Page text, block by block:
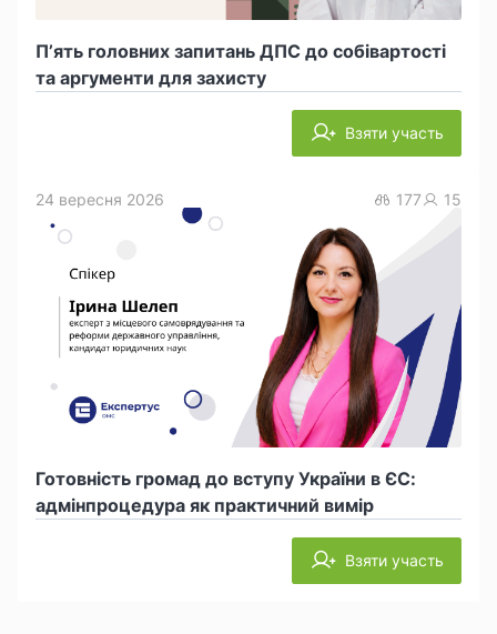
П’ять головних запитань ДПС до собівартості
та аргументи для захисту
Взяти участь
Готовність громад до вступу України в ЄС:
адмінпроцедура як практичний вимір
24 вересня 2026 177 15
Взяти участь